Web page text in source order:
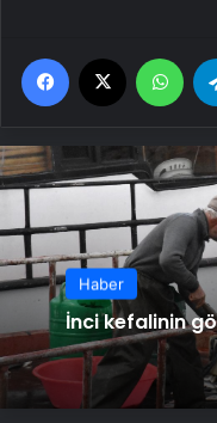
Facebook
Haber
İnci kefalinin